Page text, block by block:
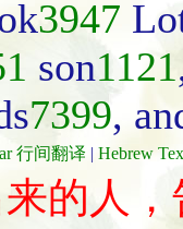
3947
son1121
7399,
行间翻译 | Hebrew
的人，